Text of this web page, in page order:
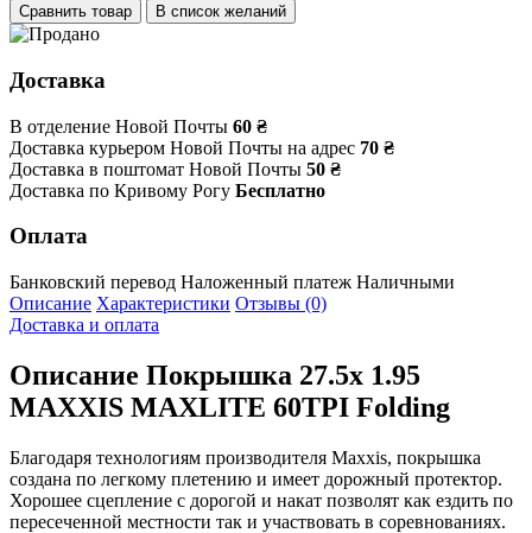
Сравнить товар В список желаний
Доставка
В отделение Новой Почты 60 ₴
Доставка курьером Новой Почты на адрес 70 ₴
Доставка в поштомат Новой Почты 50 ₴
Доставка по Кривому Рогу Бесплатно
Оплата
Банковский перевод Наложенный платеж Наличными
Описание Характеристики Отзывы (0)
Доставка и оплата
Описание Покрышка 27.5x 1.95
MAXXIS MAXLITE 60TPI Folding
Благодаря технологиям производителя Maxxis, покрышка
создана по легкому плетению и имеет дорожный протектор.
Хорошее сцепление с дорогой и накат позволят как ездить по
пересеченной местности так и участвовать в соревнованиях.